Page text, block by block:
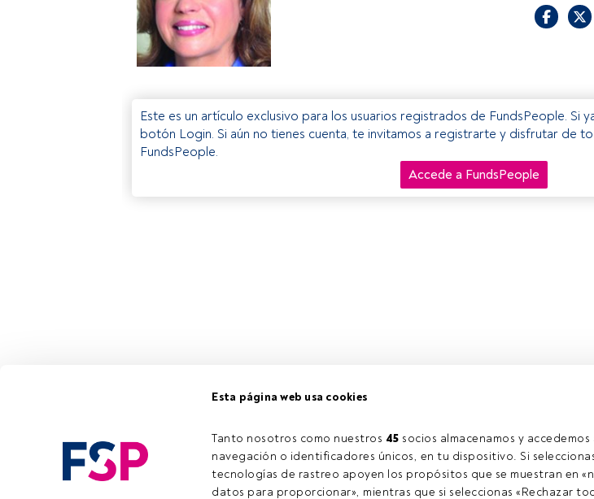
Esta página web usa cookies
Tanto nosotros como nuestros 45 socios almacenamos y
navegación o identificadores únicos, en tu dispositivo. Si
tecnologías de rastreo apoyen los propósitos que se muestran en
datos para proporcionar», mientras que si seleccionas «Rechazar
Este es un artículo exclusivo para los usuarios registrados de FundsPeople. Si
botón Login. Si aún no tienes cuenta, te invitamos a registrarte y disfrutar de
FundsPeople.
Accede a FundsPeople